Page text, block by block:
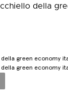
della
green economy
green economy